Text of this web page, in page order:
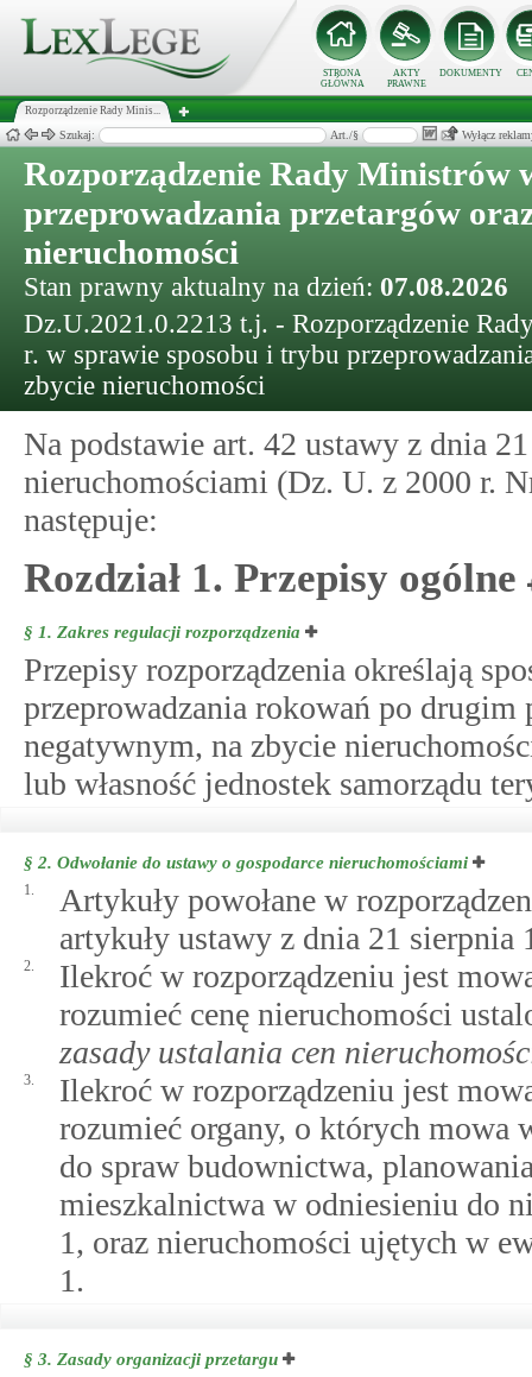
STRONA
GŁÓWNA
AKTY
PRAWNE
DOKUMENTY
Rozporządzenie Rady Minis...
Szukaj: Art./§ Wyłącz
Rozporządzenie Rady Ministrów
przeprowadzania przetargów
nieruchomości
Stan prawny aktualny na dzień: 07.08.2026
Dz.U.2021.0.2213 t.j. - Rozporządzenie
r. w sprawie sposobu i trybu
zbycie nieruchomości
Na podstawie art. 42 ustawy z dnia
nieruchomościami (Dz. U. z 2000 r.
następuje:
Rozdział 1. Przepisy ogólne
§ 1. Zakres regulacji rozporządzenia
Przepisy rozporządzenia określają
przeprowadzania rokowań po
negatywnym, na zbycie
lub własność jednostek samorządu
§ 2. Odwołanie do ustawy o gospodarce nieruchomościami
1.
Artykuły powołane w
artykuły ustawy z dnia 21 sierpnia
2.
Ilekroć w rozporządzeniu jest
rozumieć cenę nieruchomości
zasady ustalania cen
3.
Ilekroć w rozporządzeniu jest
rozumieć organy, o których mowa
do spraw budownictwa,
mieszkalnictwa w odniesieniu do
1, oraz nieruchomości ujętych w
1.
§ 3. Zasady organizacji przetargu